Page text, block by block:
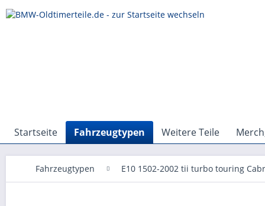
Startseite Fahrzeugtypen Weitere Teile
Fahrzeugtypen E10 1502-2002 tii turbo touring